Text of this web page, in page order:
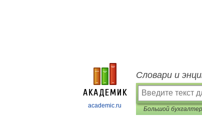
academic.ru
Словари и